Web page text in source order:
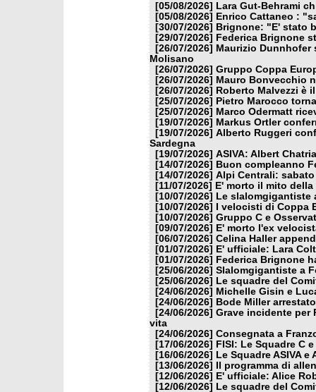
[05/08/2026]
Lara Gut-Behrami
[05/08/2026]
Enrico Cattaneo :
[30/07/2026]
Brignone: "E' stato
[29/07/2026]
Federica Brignone
[26/07/2026] Maurizio Dunnhofer
Molisano
[26/07/2026] Gruppo Coppa
[26/07/2026] Mauro Bonvecchio
[26/07/2026]
Roberto Malvezzi è
[25/07/2026]
Pietro Marocco
[25/07/2026] Marco Odermatt
[19/07/2026] Markus Ortler
[19/07/2026] Alberto Ruggeri
Sardegna
[19/07/2026] ASIVA: Albert
[14/07/2026]
Buon compleanno
[14/07/2026] Alpi Centrali:
[11/07/2026]
E' morto il mito
[10/07/2026]
Le
[10/07/2026]
I velocisti di Coppa
[10/07/2026] Gruppo C e
[09/07/2026]
E' morto l'ex
[06/07/2026] Celina Haller
[01/07/2026]
E' ufficiale: Lara
[01/07/2026]
Federica Brignone
[25/06/2026] Slalomgigantiste a
[25/06/2026]
Le squadre del
[24/06/2026] Michelle Gisin e
[24/06/2026]
Bode Miller
[24/06/2026] Grave incidente per
vita
[24/06/2026] Consegnata a
[17/06/2026]
FISI: Le Squadre C
[16/06/2026]
Le Squadre ASIVA
[13/06/2026]
Il programma di
[12/06/2026]
E' ufficiale: Alice
[12/06/2026]
Le squadre del